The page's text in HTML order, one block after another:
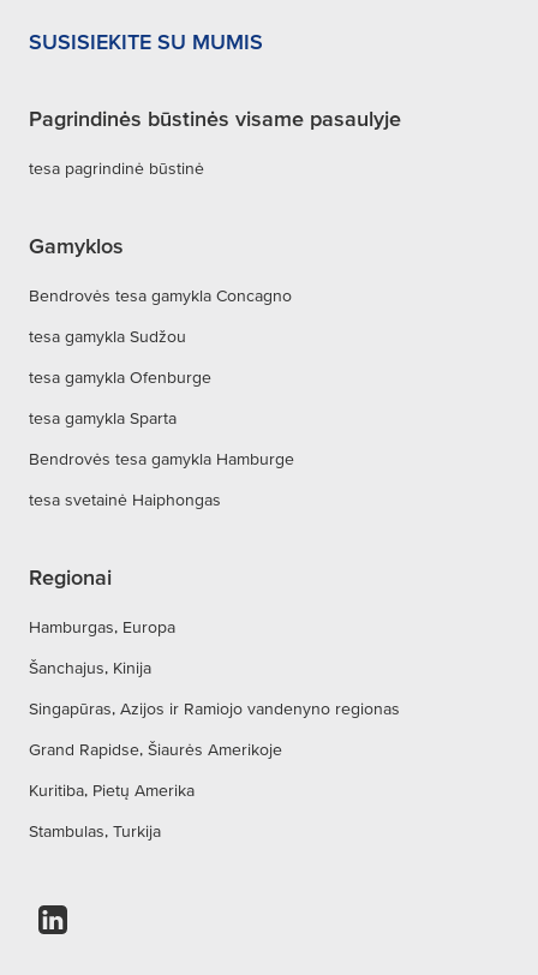
SUSISIEKITE SU MUMIS
Pagrindinės būstinės visame pasaulyje
tesa pagrindinė būstinė
Gamyklos
Bendrovės tesa gamykla Concagno
tesa gamykla Sudžou
tesa gamykla Ofenburge
tesa gamykla Sparta
Bendrovės tesa gamykla Hamburge
tesa svetainė Haiphongas
Regionai
Hamburgas, Europa
Šanchajus, Kinija
Singapūras, Azijos ir Ramiojo vandenyno regionas
Grand Rapidse, Šiaurės Amerikoje
Kuritiba, Pietų Amerika
Stambulas, Turkija